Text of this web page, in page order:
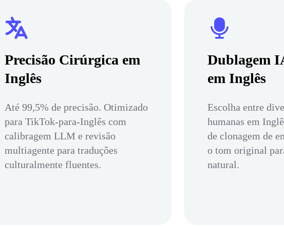
Precisão Cirúrgica em
Inglês
Até 99,5% de precisão. Otimizado
para TikTok-para-Inglês com
calibragem LLM e revisão
multiagente para traduções
culturalmente fluentes.
Dublagem
em Inglês
Escolha entre
humanas em
de clonagem de
o tom original
natural.